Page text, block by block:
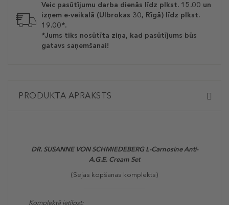
Veic pasūtījumu darba dienās līdz plkst. 15.00 un
izņem e-veikalā (Ulbrokas 30, Rīgā) līdz plkst.
19.00*.
*Jums tiks nosūtīta ziņa, kad pasūtījums būs
gatavs saņemšanai!
PRODUKTA APRAKSTS
DR. SUSANNE VON SCHMIEDEBERG L-Carnosine Anti-
A.G.E. Cream Set
(Sejas kopšanas komplekts)
Komplektā ietilpst: